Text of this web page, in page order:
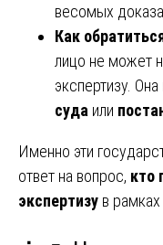
весомых
Как
лицо не может
экспертизу. Она
суда или
Именно эти
ответ на вопрос, кто
экспертизу в